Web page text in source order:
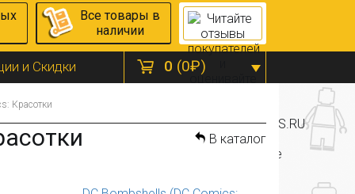
0 (0₽)
Все товары в
наличии
и Скидки
Красотки
В каталог